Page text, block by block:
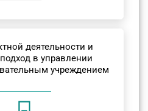
деятельности и
в управлении
учреждением